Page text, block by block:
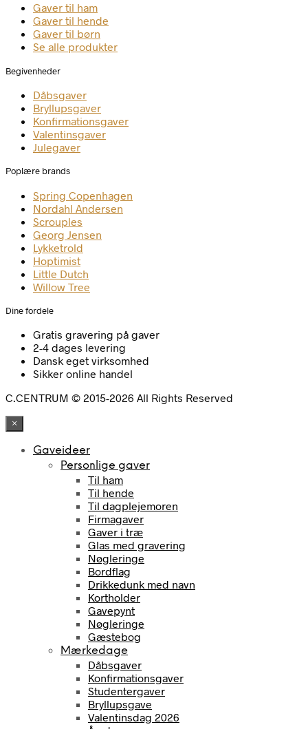
Gaver til ham
Gaver til hende
Gaver til børn
Se alle produkter
Begivenheder
Dåbsgaver
Bryllupsgaver
Konfirmationsgaver
Valentinsgaver
Julegaver
Poplære brands
Spring Copenhagen
Nordahl Andersen
Scrouples
Georg Jensen
Lykketrold
Hoptimist
Little Dutch
Willow Tree
Dine fordele
Gratis gravering på gaver
2-4 dages levering
Dansk eget virksomhed
Sikker online handel
C.CENTRUM © 2015-2026 All Rights Reserved
×
Gaveideer
Personlige gaver
Til ham
Til hende
Til dagplejemoren
Firmagaver
Gaver i træ
Glas med gravering
Nøgleringe
Bordflag
Drikkedunk med navn
Kortholder
Gavepynt
Nøgleringe
Gæstebog
Mærkedage
Dåbsgaver
Konfirmationsgaver
Studentergaver
Bryllupsgave
Valentinsdag 2026